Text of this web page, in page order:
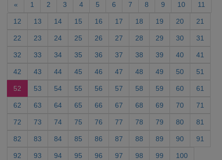
«
1 2 3 4 5 6 7 8 9 10 11
12 13 14 15 16 17 18 19 20 21
22 23 24 25 26 27 28 29 30 31
32 33 34 35 36 37 38 39 40 41
42 43 44 45 46 47 48 49 50 51
52 53 54 55 56 57 58 59 60 61
62 63 64 65 66 67 68 69 70 71
72 73 74 75 76 77 78 79 80 81
82 83 84 85 86 87 88 89 90 91
92 93 94 95 96 97 98 99 100